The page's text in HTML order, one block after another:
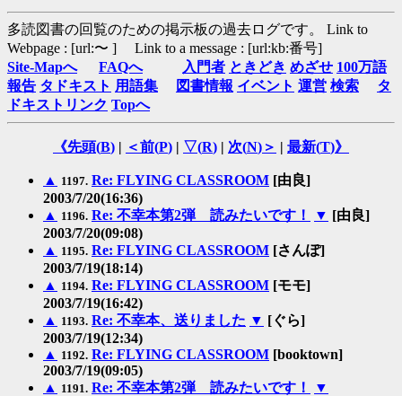
多読図書の回覧のための掲示板の過去ログです。 Link to
Webpage : [url:〜 ] Link to a message : [url:kb:番号]
Site-Mapへ
FAQへ 入門者 ときどき めざせ 100万語
報告 タドキスト 用語集 図書情報 イベント 運営 検索
タ
ドキストリンク Topへ
《先頭(B) | ＜前(P) | ▽(R) | 次(N)＞ | 最新(T)》
▲ 1197. Re: FLYING CLASSROOM [由良]
2003/7/20(16:36)
▲ 1196. Re: 不幸本第2弾 読みたいです！ ▼ [由良]
2003/7/20(09:08)
▲ 1195. Re: FLYING CLASSROOM [さんぽ]
2003/7/19(18:14)
▲ 1194. Re: FLYING CLASSROOM [モモ]
2003/7/19(16:42)
▲ 1193. Re: 不幸本、送りました ▼ [ぐら]
2003/7/19(12:34)
▲ 1192. Re: FLYING CLASSROOM [booktown]
2003/7/19(09:05)
▲ 1191. Re: 不幸本第2弾 読みたいです！
▼